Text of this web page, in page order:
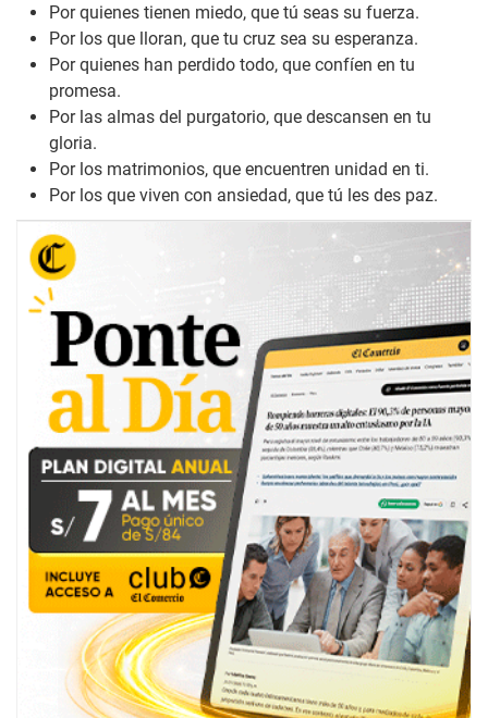
Por quienes tienen miedo, que tú seas su fuerza.
Por los que lloran, que tu cruz sea su esperanza.
Por quienes han perdido todo, que confíen en tu
promesa.
Por las almas del purgatorio, que descansen en tu
gloria.
Por los matrimonios, que encuentren unidad en ti.
Por los que viven con ansiedad, que tú les des paz.